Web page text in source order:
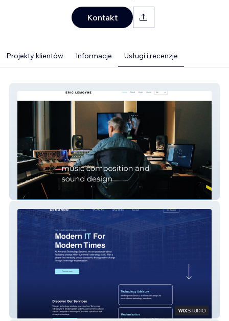
Kontakt
Projekty klientów Informacje Usługi i recenzje
Ashley version
Armando Tech